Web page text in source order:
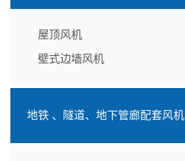
屋顶风机
壁式边墙风机
地铁 、隧道、地下管廊配套风机